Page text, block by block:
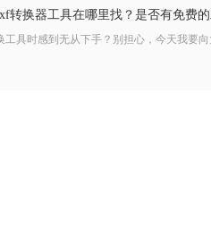
转换器工具在哪里找？是否有免费
工具时感到无从下手？别担心，今天我要